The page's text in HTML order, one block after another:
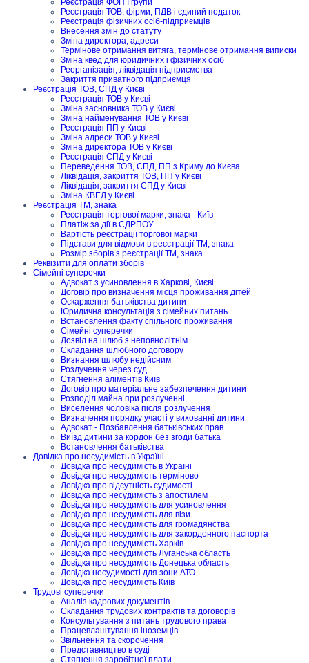
Реєстрація ФОП I групи
Реєстрація ТОВ, фірми, ПДВ і єдиний податок
Реєстрація фізичних осіб-підприємців
Внесення змін до статуту
Зміна директора, адреси
Термінове отримання витяга, термінове отримання виписки
Зміна квед для юридичних і фізичних осіб
Реорганізація, ліквідація підприємства
Закриття приватного підприємця
Реєстрація ТОВ, СПД у Києві
Реєстрація ТОВ у Києві
Зміна засновника ТОВ у Києві
Зміна найменування ТОВ у Києві
Реєстрація ПП у Києві
Зміна адреси ТОВ у Києві
Зміна директора ТОВ у Києві
Реєстрація СПД у Києві
Переведення ТОВ, СПД, ПП з Криму до Києва
Ліквідація, закриття ТОВ, ПП у Києві
Ліквідація, закриття СПД у Києві
Зміна КВЕД у Києві
Реєстрація ТМ, знака
Реєстрація торгової марки, знака - Київ
Платіж за дії в ЄДРПОУ
Вартість реєстрації торгової марки
Підстави для відмови в реєстрації ТМ, знака
Розмір зборів з реєстрації ТМ, знака
Реквізити для оплати зборів
Сімейні суперечки
Адвокат з усиновлення в Харкові, Києві
Договір про визначення місця проживання дітей
Оскарження батьківства дитини
Юридична консультація з сімейних питань
Встановлення факту спільного проживання
Сімейні суперечки
Дозвіл на шлюб з неповнолітнім
Складання шлюбного договору
Визнання шлюбу недійсним
Розлучення через суд
Стягнення аліментів Київ
Договір про матеріальне забезпечення дитини
Розподіл майна при розлученні
Виселення чоловіка після розлучення
Визначення порядку участі у вихованні дитини
Адвокат - Позбавлення батьківських прав
Виїзд дитини за кордон без згоди батька
Встановлення батьківства
Довідка про несудимість в Україні
Довідка про несудимість в Україні
Довідка про несудимість терміново
Довідка про відсутність судимості
Довідка про несудимість з апостилем
Довідка про несудимість для усиновлення
Довідка про несудимість для візи
Довідка про несудимість для громадянства
Довідка про несудимість для закордонного паспорта
Довідка про несудимість Харків
Довідка про несудимість Луганська область
Довідка про несудимість Донецька область
Довідка несудимості для зони АТО
Довідка про несудимість Київ
Трудові суперечки
Аналіз кадрових документів
Складання трудових контрактів та договорів
Консультування з питань трудового права
Працевлаштування іноземців
Звільнення та скорочення
Представництво в суді
Стягнення заробітної плати